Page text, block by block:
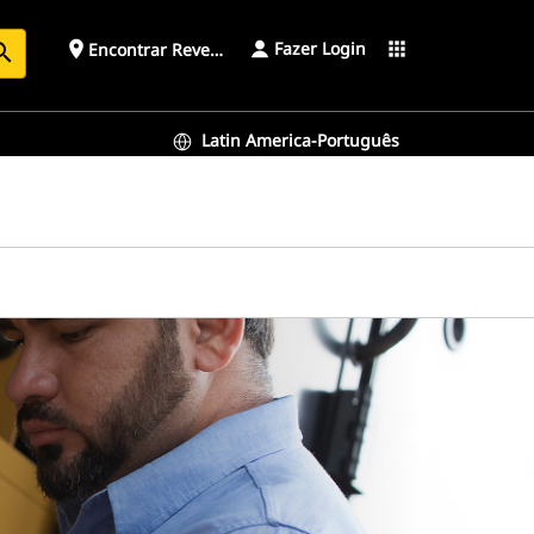
place Encontrar Revendedor Fazer Login apps
Latin America-Português